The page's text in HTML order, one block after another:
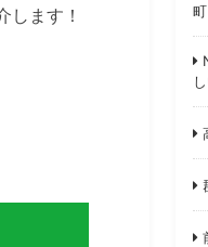
します！
町